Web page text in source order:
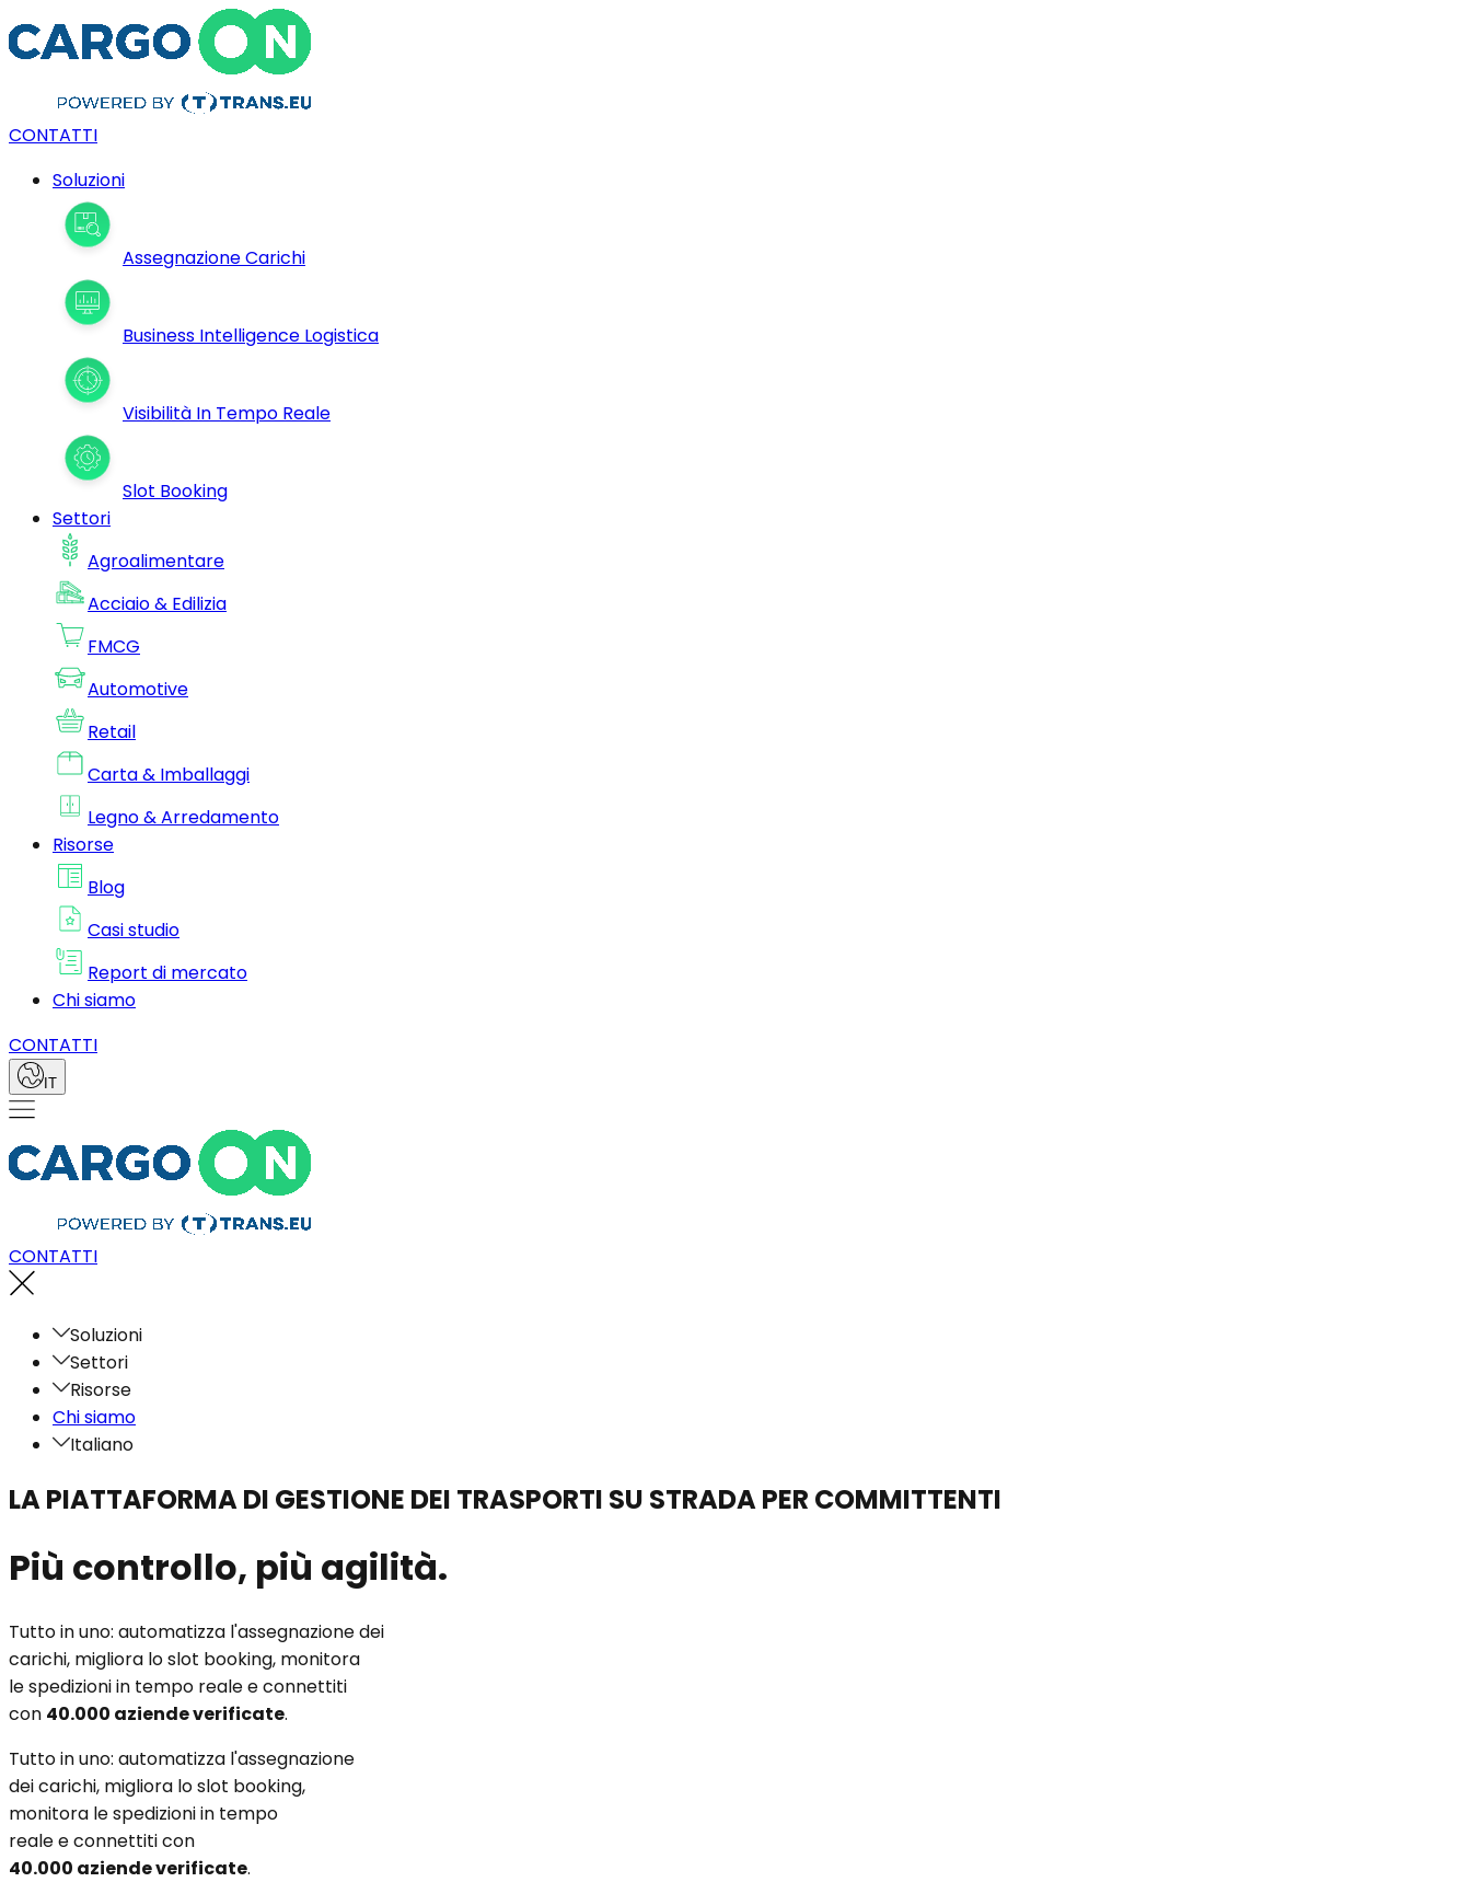
CONTATTI
Soluzioni
Assegnazione Carichi
Business Intelligence Logistica
Visibilità In Tempo Reale
Slot Booking
Settori
Agroalimentare
Acciaio & Edilizia
FMCG
Automotive
Retail
Carta & Imballaggi
Legno & Arredamento
Risorse
Blog
Casi studio
Report di mercato
Chi siamo
CONTATTI
IT
CONTATTI
Soluzioni
Settori
Risorse
Chi siamo
Italiano
LA PIATTAFORMA DI GESTIONE DEI TRASPORTI SU STRADA PER COMMITTENTI
Più controllo, più agilità.
Tutto in uno: automatizza l'assegnazione dei
carichi, migliora lo slot booking, monitora
le spedizioni in tempo reale e connettiti
con 40.000 aziende verificate.
Tutto in uno: automatizza l'assegnazione
dei carichi, migliora lo slot booking,
monitora le spedizioni in tempo
reale e connettiti con
40.000 aziende verificate.